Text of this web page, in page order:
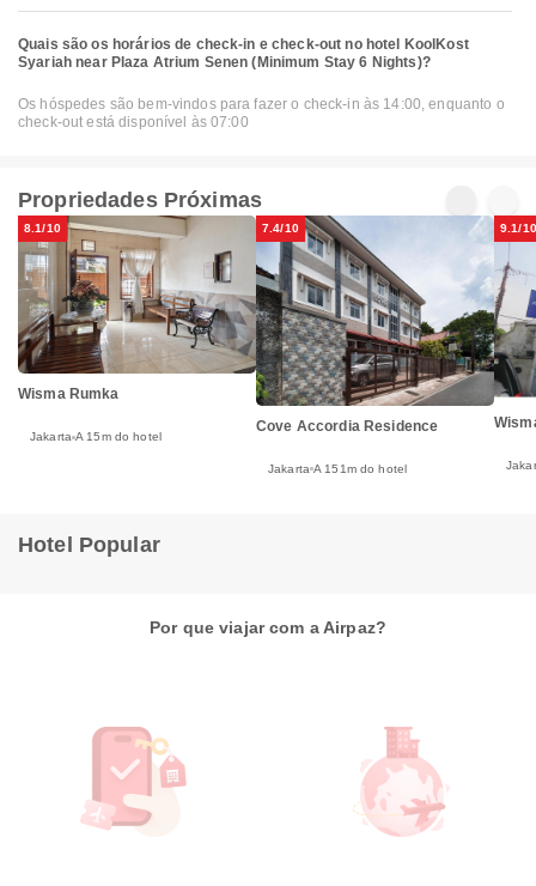
Quais são os horários de check-in e check-out no hotel KoolKost
Syariah near Plaza Atrium Senen (Minimum Stay 6 Nights)?
Os hóspedes são bem-vindos para fazer o check-in às 14:00, enquanto o
check-out está disponível às 07:00
Propriedades Próximas
8.1/10
Wisma Rumka
Jakarta A 15m do hotel
7.4/10
Cove Accordia Residence
Jakarta A 151m do hotel
9.1/10
Hotel Popular
Por que viajar com a Airpaz?